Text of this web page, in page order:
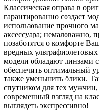
Классическая оправа в
гарантированно создаст
использование прочного
аксессуара; немаловажно,
позаботятся о комфорте
вредных
модели обладают линзами
обеспечить оптимальный
также уменьшить блики.
спутником для тех
современный взгляд на
выглядеть экспрессивно!